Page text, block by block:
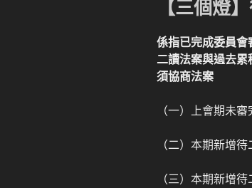
【三個燈
係指已完成委員
二讀法案與過去
須協商法案
（一）上會期未
（二）本期新增
（三）本期新增